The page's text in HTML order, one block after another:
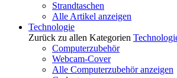
Strandtaschen
Alle Artikel anzeigen
Technologie
Zurück zu allen Kategorien
Computerzubehör
Webcam-Cover
Alle Computerzubehör anzeigen